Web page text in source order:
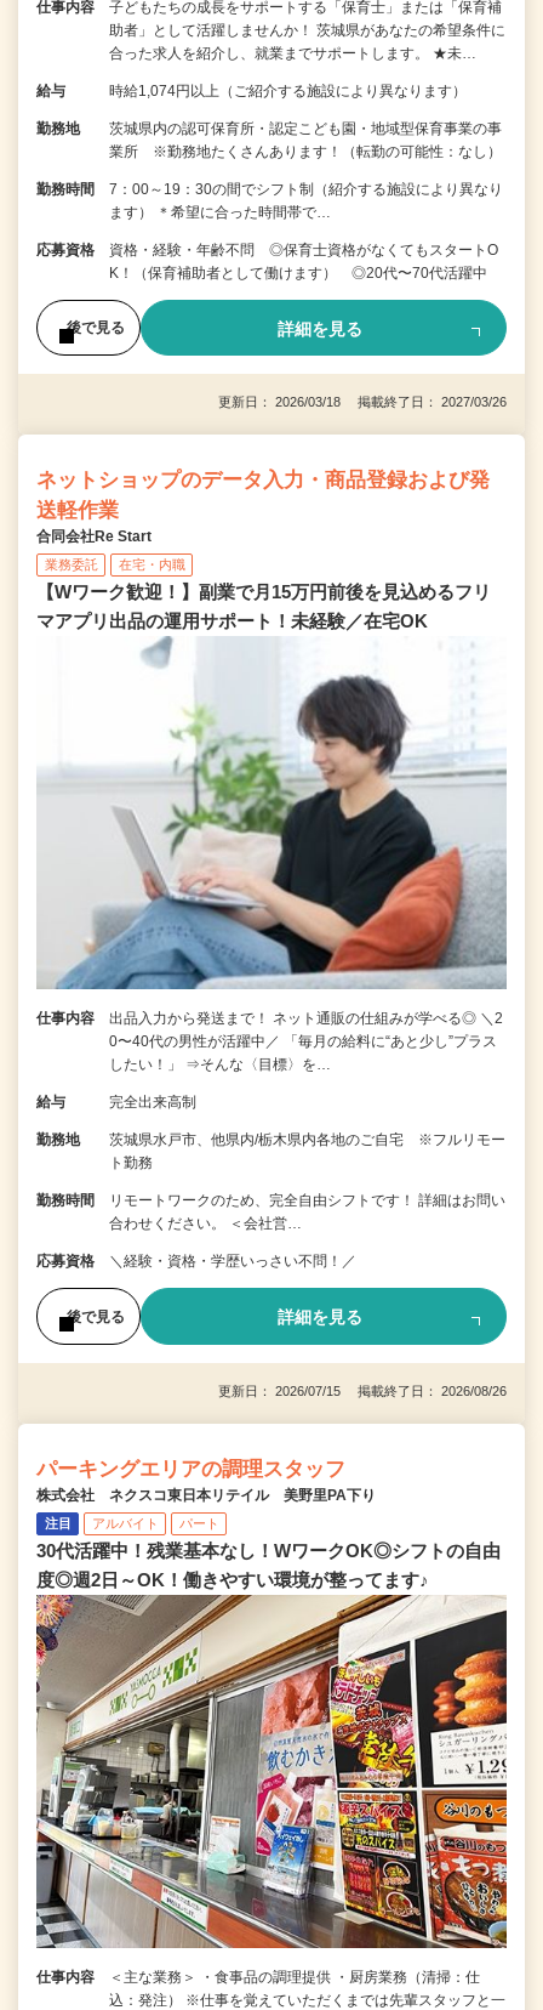
仕事内容
子どもたちの成長をサポートする「保育士」または「保育補
助者」として活躍しませんか！ 茨城県があなたの希望条件に
合った求人を紹介し、就業までサポートします。 ★未…
給与 時給1,074円以上（ご紹介する施設により異なります）
勤務地
茨城県内の認可保育所・認定こども園・地域型保育事業の事
業所 ※勤務地たくさんあります！（転勤の可能性：なし）
勤務時間
7：00～19：30の間でシフト制（紹介する施設により異なり
ます） ＊希望に合った時間帯で…
応募資格
資格・経験・年齢不問 ◎保育士資格がなくてもスタートO
K！（保育補助者として働けます） ◎20代〜70代活躍中
後で見る 詳細を見る
更新日： 2026/03/18 掲載終了日： 2027/03/26
ネットショップのデータ入力・商品登録および発
送軽作業
合同会社Re Start
業務委託 在宅・内職
【Wワーク歓迎！】副業で月15万円前後を見込めるフリ
マアプリ出品の運用サポート！未経験／在宅OK
仕事内容
出品入力から発送まで！ ネット通販の仕組みが学べる◎ ＼2
0〜40代の男性が活躍中／ 「毎月の給料に“あと少し”プラス
したい！」 ⇒そんな〈目標〉を…
給与 完全出来高制
勤務地
茨城県水戸市、他県内/栃木県内各地のご自宅 ※フルリモー
ト勤務
勤務時間
リモートワークのため、完全自由シフトです！ 詳細はお問い
合わせください。 ＜会社営…
応募資格 ＼経験・資格・学歴いっさい不問！／
後で見る 詳細を見る
更新日： 2026/07/15 掲載終了日： 2026/08/26
パーキングエリアの調理スタッフ
株式会社 ネクスコ東日本リテイル 美野里PA下り
注目 アルバイト パート
30代活躍中！残業基本なし！WワークOK◎シフトの自由
度◎週2日～OK！働きやすい環境が整ってます♪
仕事内容
＜主な業務＞ ・食事品の調理提供 ・厨房業務（清掃：仕
込：発注） ※仕事を覚えていただくまでは先輩スタッフと一